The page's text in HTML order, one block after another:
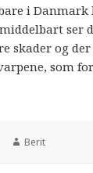
i
ser
skader og
som
Berit